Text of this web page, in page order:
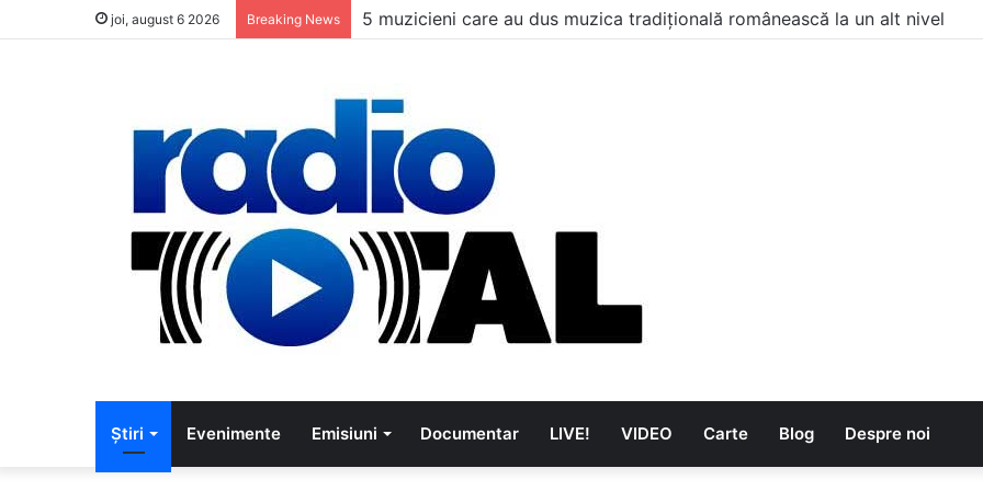
joi, august 6 2026 Breaking News Beethoven: Geniul care a schimbat istoria muzicii pentru totdeauna
Știri Evenimente Emisiuni Documentar LIVE! VIDEO Carte Blog Despre noi